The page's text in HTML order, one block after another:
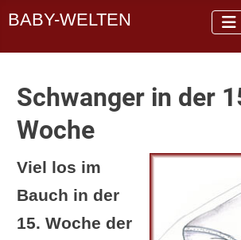
BABY-WELTEN
Schwanger in der
Woche
Viel los im
Bauch in der
15. Woche der